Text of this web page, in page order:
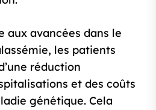
aux avancées dans le
les patients
réduction
et des coûts
génétique. Cela